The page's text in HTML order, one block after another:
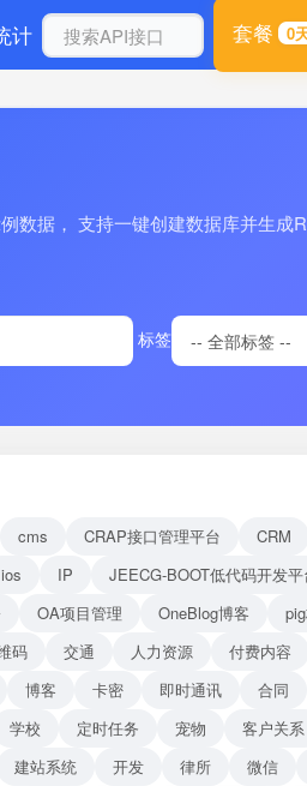
计 套餐 0
据， 支持一键创建数据库并生成
标签
cms CRAP接口管理平台 CRM
ios IP JEECG-BOOT低代码开发平
OA项目管理 OneBlog博客
码 交通 人力资源 付费内容
博客 卡密 即时通讯 合同
学校 定时任务 宠物 客户关系
建站系统 开发 律所 微信